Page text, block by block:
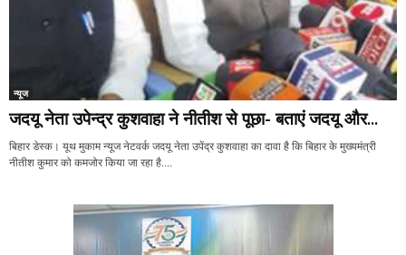
न्यूज
जदयू नेता उपेन्द्र कुशवाहा ने नीतीश से पूछा- बताएं जदयू और...
बिहार डेस्क। यूथ मुकाम न्यूज नेटवर्क जदयू नेता उपेंद्र कुशवाहा का दावा है कि बिहार के मुख्यमंत्री
नीतीश कुमार को कमजोर किया जा रहा है....